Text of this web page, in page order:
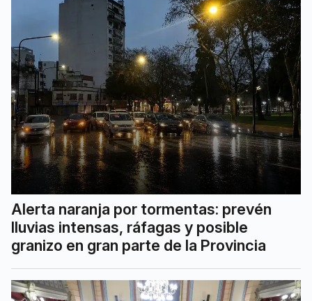
Alerta naranja por tormentas: prevén
lluvias intensas, ráfagas y posible
granizo en gran parte de la Provincia